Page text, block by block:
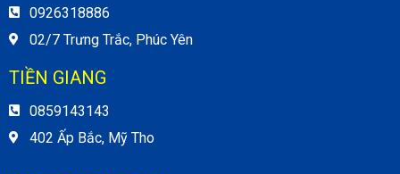
0926318886
02/7 Trưng Trắc, Phúc Yên
TIỀN GIANG
0859143143
402 Ấp Bắc, Mỹ Tho